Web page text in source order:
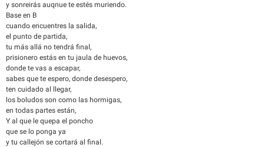
y sonreirás auqnue te estés muriendo.
Base en B
cuando encuentres la salida,
el punto de partida,
tu más allá no tendrá final,
prisionero estás en tu jaula de huevos,
donde te vas a escapar,
sabes que te espero, donde desespero,
ten cuidado al llegar,
los boludos son como las hormigas,
en todas partes están,
Y al que le quepa el poncho
que se lo ponga ya
y tu callejón se cortará al final.